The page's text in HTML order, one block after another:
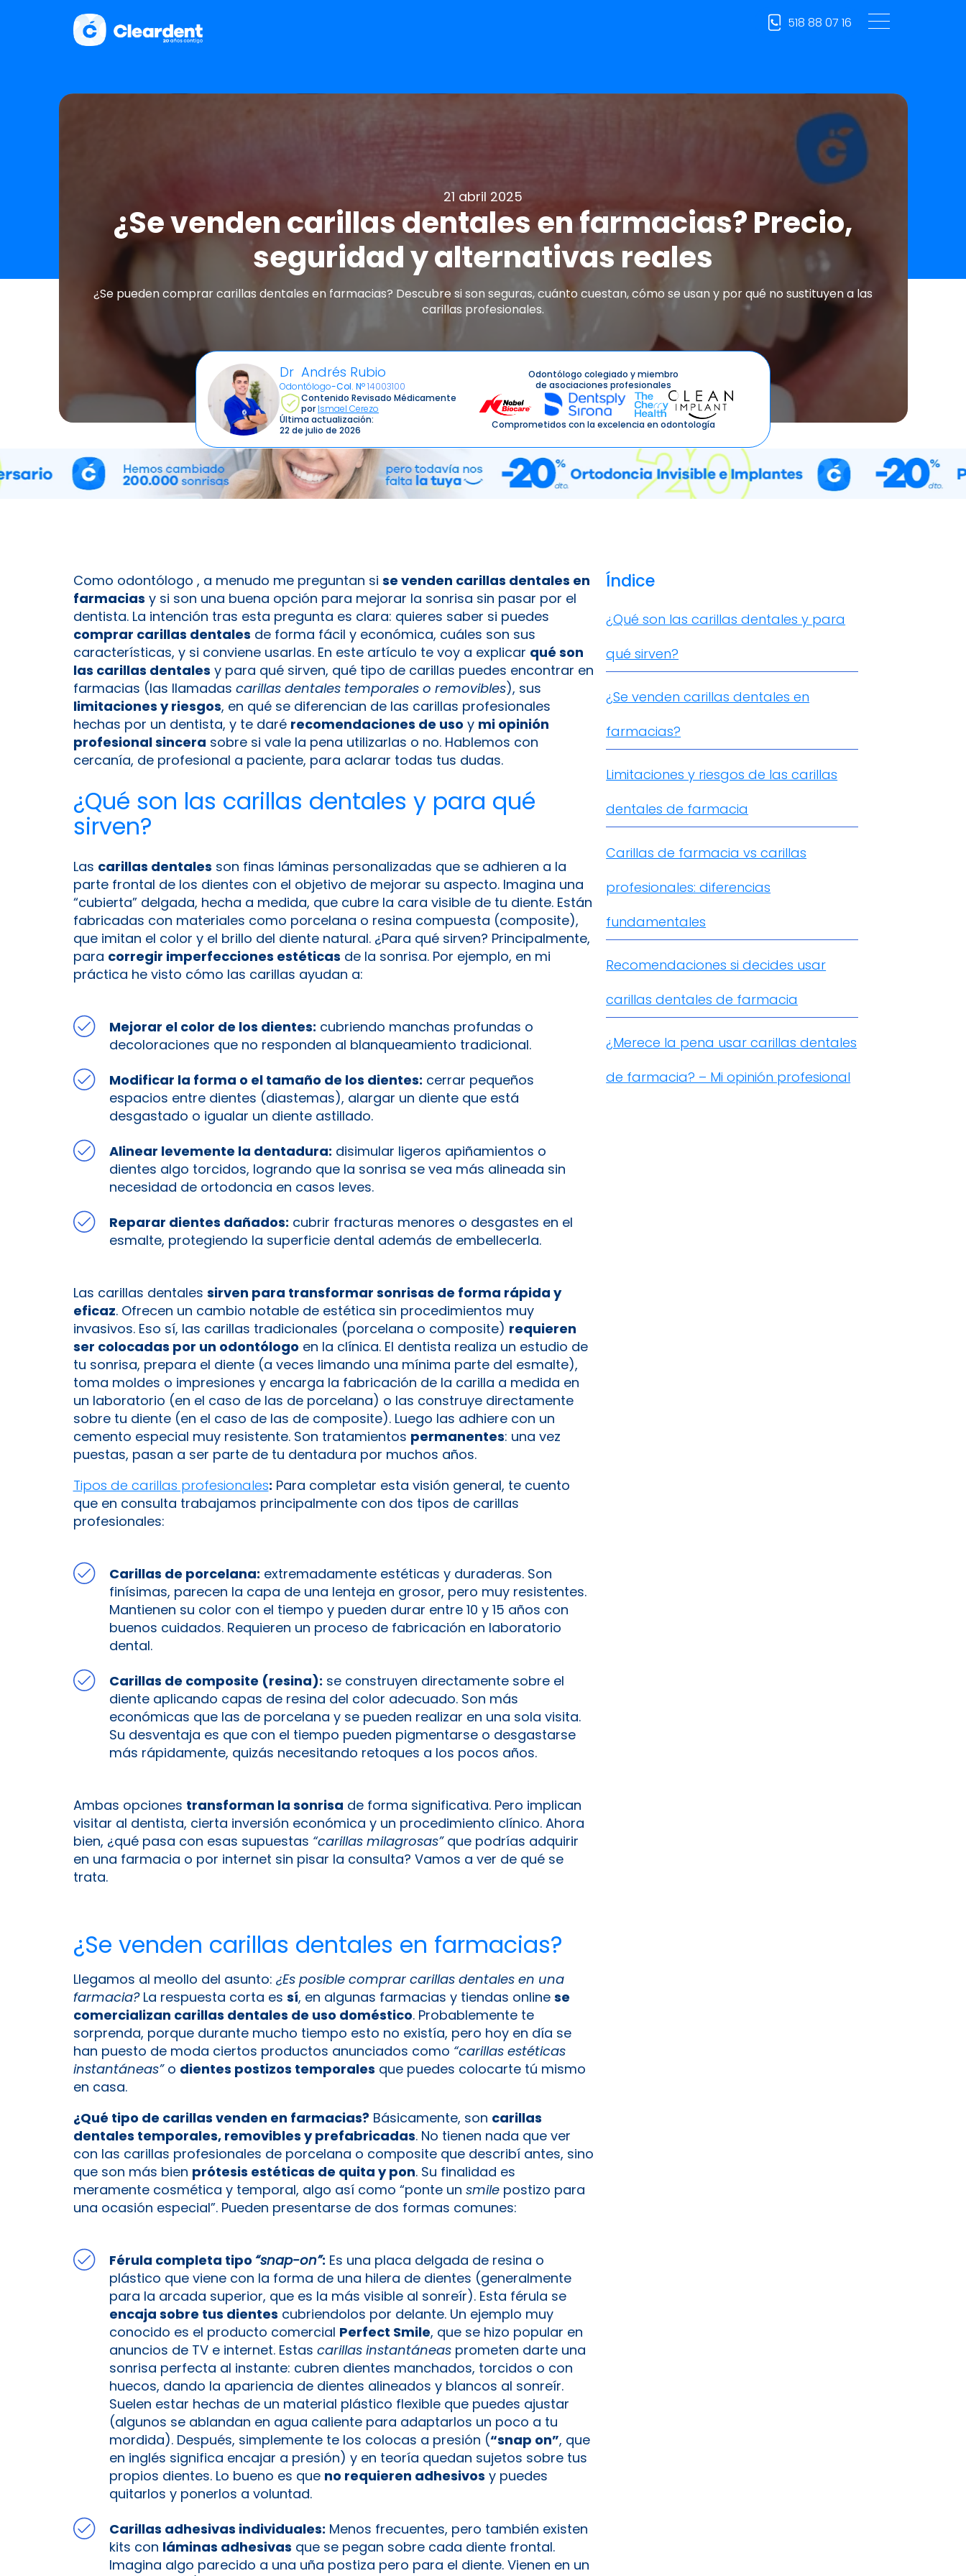
518 88 07 16
21 abril 2025
¿Se venden carillas dentales en farmacias? Precio,
seguridad y alternativas reales
¿Se pueden comprar carillas dentales en farmacias? Descubre si son seguras, cuánto cuestan, cómo se usan y por qué no sustituyen a las
carillas profesionales.
Dr Andrés Rubio
Odontólogo-Col. Nº14003100
Contenido Revisado Médicamente
por Ismael Cerezo
Última actualización:
22 de julio de 2026
Odontólogo colegiado y miembro
de asociaciones profesionales
Comprometidos con la excelencia en odontología
Como odontólogo , a menudo me preguntan si se venden carillas dentales en
farmacias y si son una buena opción para mejorar la sonrisa sin pasar por el
dentista. La intención tras esta pregunta es clara: quieres saber si puedes
comprar carillas dentales de forma fácil y económica, cuáles son sus
características, y si conviene usarlas. En este artículo te voy a explicar qué son
las carillas dentales y para qué sirven, qué tipo de carillas puedes encontrar en
farmacias (las llamadas carillas dentales temporales o removibles), sus
limitaciones y riesgos, en qué se diferencian de las carillas profesionales
hechas por un dentista, y te daré recomendaciones de uso y mi opinión
profesional sincera sobre si vale la pena utilizarlas o no. Hablemos con
cercanía, de profesional a paciente, para aclarar todas tus dudas.
¿Qué son las carillas dentales y para qué
sirven?
Las carillas dentales son finas láminas personalizadas que se adhieren a la
parte frontal de los dientes con el objetivo de mejorar su aspecto. Imagina una
“cubierta” delgada, hecha a medida, que cubre la cara visible de tu diente. Están
fabricadas con materiales como porcelana o resina compuesta (composite),
que imitan el color y el brillo del diente natural. ¿Para qué sirven? Principalmente,
para corregir imperfecciones estéticas de la sonrisa. Por ejemplo, en mi
práctica he visto cómo las carillas ayudan a:
Mejorar el color de los dientes: cubriendo manchas profundas o
decoloraciones que no responden al blanqueamiento tradicional.
Modificar la forma o el tamaño de los dientes: cerrar pequeños
espacios entre dientes (diastemas), alargar un diente que está
desgastado o igualar un diente astillado.
Alinear levemente la dentadura: disimular ligeros apiñamientos o
dientes algo torcidos, logrando que la sonrisa se vea más alineada sin
necesidad de ortodoncia en casos leves.
Reparar dientes dañados: cubrir fracturas menores o desgastes en el
esmalte, protegiendo la superficie dental además de embellecerla.
Las carillas dentales sirven para transformar sonrisas de forma rápida y
eficaz. Ofrecen un cambio notable de estética sin procedimientos muy
invasivos. Eso sí, las carillas tradicionales (porcelana o composite) requieren
ser colocadas por un odontólogo en la clínica. El dentista realiza un estudio de
tu sonrisa, prepara el diente (a veces limando una mínima parte del esmalte),
toma moldes o impresiones y encarga la fabricación de la carilla a medida en
un laboratorio (en el caso de las de porcelana) o las construye directamente
sobre tu diente (en el caso de las de composite). Luego las adhiere con un
cemento especial muy resistente. Son tratamientos permanentes: una vez
puestas, pasan a ser parte de tu dentadura por muchos años.
Tipos de carillas profesionales: Para completar esta visión general, te cuento
que en consulta trabajamos principalmente con dos tipos de carillas
profesionales:
Carillas de porcelana: extremadamente estéticas y duraderas. Son
finísimas, parecen la capa de una lenteja en grosor, pero muy resistentes.
Mantienen su color con el tiempo y pueden durar entre 10 y 15 años con
buenos cuidados. Requieren un proceso de fabricación en laboratorio
dental.
Carillas de composite (resina): se construyen directamente sobre el
diente aplicando capas de resina del color adecuado. Son más
económicas que las de porcelana y se pueden realizar en una sola visita.
Su desventaja es que con el tiempo pueden pigmentarse o desgastarse
más rápidamente, quizás necesitando retoques a los pocos años.
Ambas opciones transforman la sonrisa de forma significativa. Pero implican
visitar al dentista, cierta inversión económica y un procedimiento clínico. Ahora
bien, ¿qué pasa con esas supuestas “carillas milagrosas”que podrías adquirir
en una farmacia o por internet sin pisar la consulta? Vamos a ver de qué se
trata.
¿Se venden carillas dentales en farmacias?
Llegamos al meollo del asunto: ¿Es posible comprar carillas dentales en una
farmacia?La respuesta corta es sí, en algunas farmacias y tiendas online se
comercializan carillas dentales de uso doméstico. Probablemente te
sorprenda, porque durante mucho tiempo esto no existía, pero hoy en día se
han puesto de moda ciertos productos anunciados como “carillas estéticas
instantáneas”o dientes postizos temporales que puedes colocarte tú mismo
en casa.
¿Qué tipo de carillas venden en farmacias?Básicamente, son carillas
dentales temporales, removibles y prefabricadas. No tienen nada que ver
con las carillas profesionales de porcelana o composite que describí antes, sino
que son más bien prótesis estéticas de quita y pon. Su finalidad es
meramente cosmética y temporal, algo así como “ponte un smilepostizo para
una ocasión especial”. Pueden presentarse de dos formas comunes:
Férula completa tipo “snap-on”: Es una placa delgada de resina o
plástico que viene con la forma de una hilera de dientes (generalmente
para la arcada superior, que es la más visible al sonreír). Esta férula se
encaja sobre tus dientes cubriendolos por delante. Un ejemplo muy
conocido es el producto comercial Perfect Smile, que se hizo popular en
anuncios de TV e internet. Estas carillas instantáneasprometen darte una
sonrisa perfecta al instante: cubren dientes manchados, torcidos o con
huecos, dando la apariencia de dientes alineados y blancos al sonreír.
Suelen estar hechas de un material plástico flexible que puedes ajustar
(algunos se ablandan en agua caliente para adaptarlos un poco a tu
mordida). Después, simplemente te los colocas a presión (“snap on”, que
en inglés significa encajar a presión) y en teoría quedan sujetos sobre tus
propios dientes. Lo bueno es que no requieren adhesivos y puedes
quitarlos y ponerlos a voluntad.
Carillas adhesivas individuales: Menos frecuentes, pero también existen
kits con láminas adhesivas que se pegan sobre cada diente frontal.
Imagina algo parecido a una uña postiza pero para el diente. Vienen en un
Índice
¿Qué son las carillas dentales y para
qué sirven?
¿Se venden carillas dentales en
farmacias?
Limitaciones y riesgos de las carillas
dentales de farmacia
Carillas de farmacia vs carillas
profesionales: diferencias
fundamentales
Recomendaciones si decides usar
carillas dentales de farmacia
¿Merece la pena usar carillas dentales
de farmacia? – Mi opinión profesional